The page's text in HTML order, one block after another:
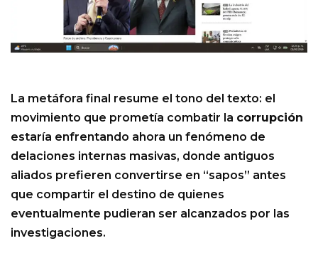
La metáfora final resume el tono del texto: el
movimiento que prometía combatir la corrupción
estaría enfrentando ahora un fenómeno de
delaciones internas masivas, donde antiguos
aliados prefieren convertirse en “sapos” antes
que compartir el destino de quienes
eventualmente pudieran ser alcanzados por las
investigaciones.